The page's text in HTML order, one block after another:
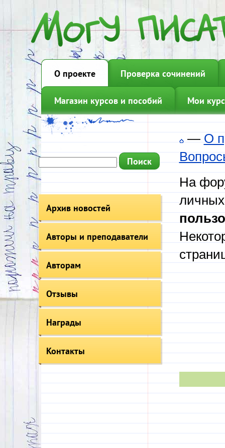
О проекте Проверка сочинений
Магазин курсов и пособий Мои
Архив новостей
Авторы и преподаватели
Авторам
Отзывы
Награды
Контакты
—О
На